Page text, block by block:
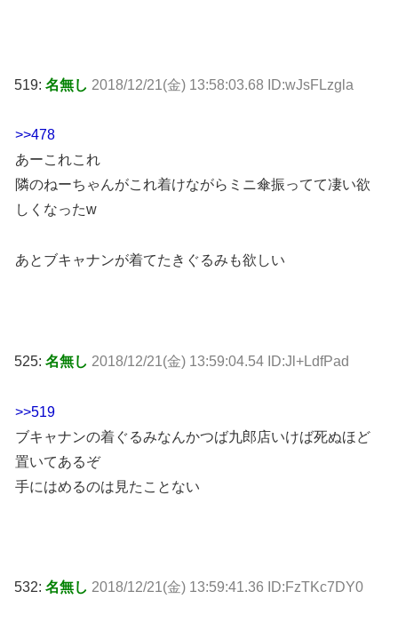
519: 名無し 2018/12/21(金) 13:58:03.68 ID:wJsFLzgla
>>478
あーこれこれ
隣のねーちゃんがこれ着けながらミニ傘振ってて凄い欲
しくなったw
あとブキャナンが着てたきぐるみも欲しい
525: 名無し 2018/12/21(金) 13:59:04.54 ID:Jl+LdfPad
>>519
ブキャナンの着ぐるみなんかつば九郎店いけば死ぬほど
置いてあるぞ
手にはめるのは見たことない
532: 名無し 2018/12/21(金) 13:59:41.36 ID:FzTKc7DY0